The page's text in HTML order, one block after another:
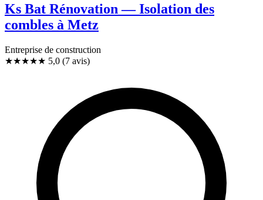
Ks Bat Rénovation — Isolation des
combles à Metz
Entreprise de construction
★★★★★ 5,0 (7 avis)